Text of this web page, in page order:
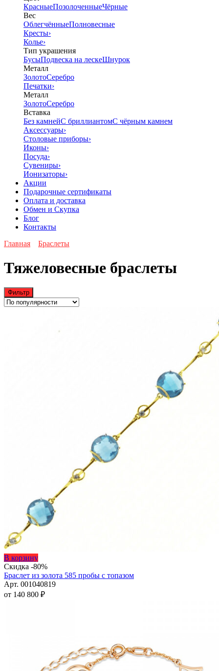
КрасныеПозолоченныеЧёрные
Вес
ОблегчённыеПолновесные
Кресты›
Колье›
Тип украшения
БусыПодвеска на лескеШнурок
Металл
ЗолотоСеребро
Печатки›
Металл
ЗолотоСеребро
Вставка
Без камнейС бриллиантомС чёрным камнем
Аксессуары›
Столовые приборы›
Иконы›
Посуда›
Сувениры›
Ионизаторы›
Акции
Подарочные сертификаты
Оплата и доставка
Обмен и Скупка
Блог
Контакты
Главная
Браслеты
Тяжеловесные браслеты
Фильтр
В корзинуЭтот
товар
имеет
несколько
вариаций.
Скидка -80%
Браслет из золота 585 пробы с топазом
Арт. 001040819
от 140 800 ₽